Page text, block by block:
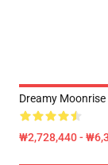
Dreamy Moonrise
₩2,728,440 -